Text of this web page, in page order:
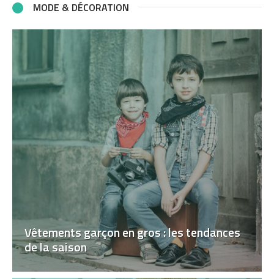
MODE & DÉCORATION
Vêtements garçon en gros : les tendances
de la saison